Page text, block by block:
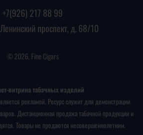
+7(926) 217 88 99
проспект, д. 68/10
© 2026, Fine Cigars
витрина табачных изделий
рекламой. Ресурс служит для демонстрации
Дистанционная продажа табачной продукции и
Товары не продаются несовершеннолетним.